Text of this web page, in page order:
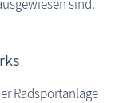
sind.
Radsportanlage